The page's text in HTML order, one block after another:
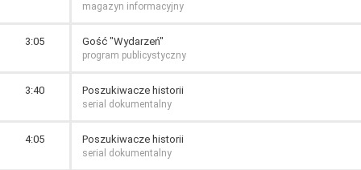
magazyn informacyjny
3:05 Gość "Wydarzeń"
program publicystyczny
3:40 Poszukiwacze historii
serial dokumentalny
4:05 Poszukiwacze historii
serial dokumentalny